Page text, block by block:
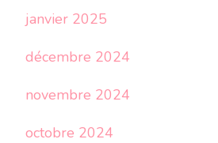
janvier 2025
décembre 2024
novembre 2024
octobre 2024